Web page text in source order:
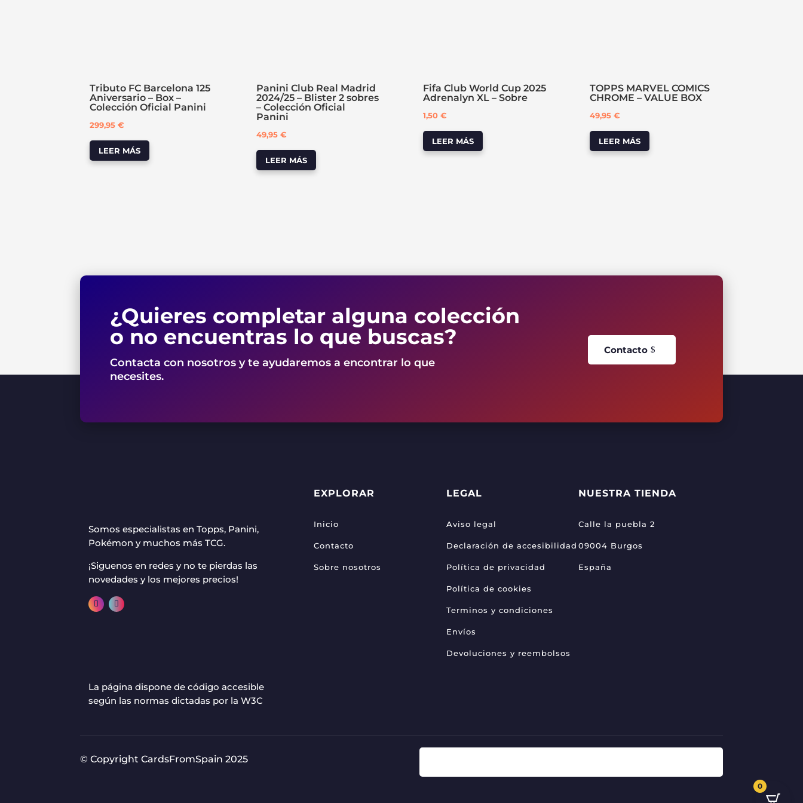
Tributo FC Barcelona 125
Aniversario – Box –
Colección Oficial Panini
299,95€
LEER MÁS
Panini Club Real Madrid
2024/25 – Blister 2 sobres
– Colección Oficial
Panini
49,95€
LEER MÁS
Fifa Club World Cup 2025
Adrenalyn XL – Sobre
1,50€
LEER MÁS
TOPPS MARVEL COMICS
CHROME – VALUE BOX
49,95€
LEER MÁS
¿Quieres completar alguna colección
o no encuentras lo que buscas?
Contacta con nosotros y te ayudaremos a encontrar lo que
necesites.
Contacto
Somos especialistas en Topps, Panini,
Pokémon y muchos más TCG.
¡Siguenos en redes y no te pierdas las
novedades y los mejores precios!
La página dispone de código accesible
según las normas dictadas por la W3C
EXPLORAR
Inicio
Contacto
Sobre nosotros
LEGAL
Aviso legal
Declaración de accesibilidad
Política de privacidad
Política de cookies
Terminos y condiciones
Envíos
Devoluciones y reembolsos
NUESTRA TIENDA
Calle la puebla 2
09004 Burgos
España
© Copyright CardsFromSpain 2025
0